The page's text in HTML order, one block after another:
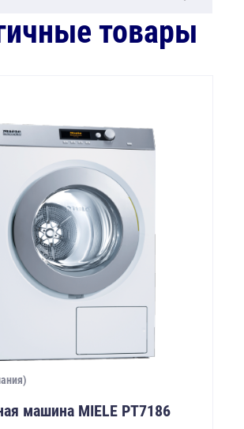
товары
машина MIELE PТ7186